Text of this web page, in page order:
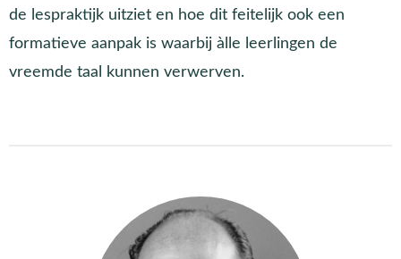
de lespraktijk uitziet en hoe dit feitelijk ook een
formatieve aanpak is waarbij àlle leerlingen de
vreemde taal kunnen verwerven.